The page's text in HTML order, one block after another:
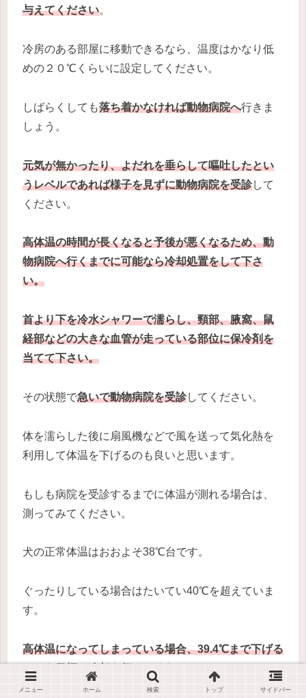
与えてください。
冷房のある部屋に移動できるなら、温度はかなり低
めの２０℃くらいに設定してください。
しばらくしても落ち着かなければ動物病院へ行きま
しょう。
元気が無かったり、よだれを垂らして嘔吐したとい
うレベルであれば様子を見ずに動物病院を受診して
ください。
高体温の時間が長くなると予後が悪くなるため、動
物病院へ行くまでに可能なら冷却処置をして下さ
い。
首より下を冷水シャワーで濡らし、頸部、腋窩、鼠
経部などの大きな血管が走っている部位に保冷剤を
当てて下さい。
その状態で急いで動物病院を受診してください。
体を濡らした後に扇風機などで風を送って気化熱を
利用して体温を下げるのも良いと思います。
もしも病院を受診するまでに体温が測れる場合は、
測ってみてください。
犬の正常体温はおおよそ38℃台です。
ぐったりしている場合はたいてい40℃を超えていま
す。
高体温になってしまっている場合、39.4℃まで下げる
ことを目標に冷却を行ってください。
メニュー ホーム 検索 トップ サイドバー